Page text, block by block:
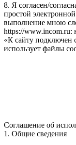
8. Я согласен/
простой
выполнение мною
https://www.incom.ru:
«К сайту подключен
использует файлы
Соглашение об
1. Общие сведения